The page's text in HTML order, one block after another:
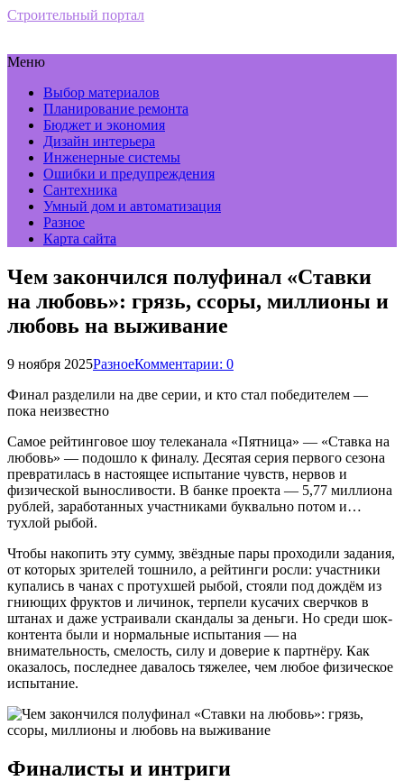
Строительный портал
Меню
Выбор материалов
Планирование ремонта
Бюджет и экономия
Дизайн интерьера
Инженерные системы
Ошибки и предупреждения
Сантехника
Умный дом и автоматизация
Разное
Карта сайта
Чем закончился полуфинал «Ставки
на любовь»: грязь, ссоры, миллионы и
любовь на выживание
9 ноября 2025РазноеКомментарии: 0
Финал разделили на две серии, и кто стал победителем —
пока неизвестно
Самое рейтинговое шоу телеканала «Пятница» — «Ставка на
любовь» — подошло к финалу. Десятая серия первого сезона
превратилась в настоящее испытание чувств, нервов и
физической выносливости. В банке проекта — 5,77 миллиона
рублей, заработанных участниками буквально потом и…
тухлой рыбой.
Чтобы накопить эту сумму, звёздные пары проходили задания,
от которых зрителей тошнило, а рейтинги росли: участники
купались в чанах с протухшей рыбой, стояли под дождём из
гниющих фруктов и личинок, терпели кусачих сверчков в
штанах и даже устраивали скандалы за деньги. Но среди шок-
контента были и нормальные испытания — на
внимательность, смелость, силу и доверие к партнёру. Как
оказалось, последнее давалось тяжелее, чем любое физическое
испытание.
Финалисты и интриги